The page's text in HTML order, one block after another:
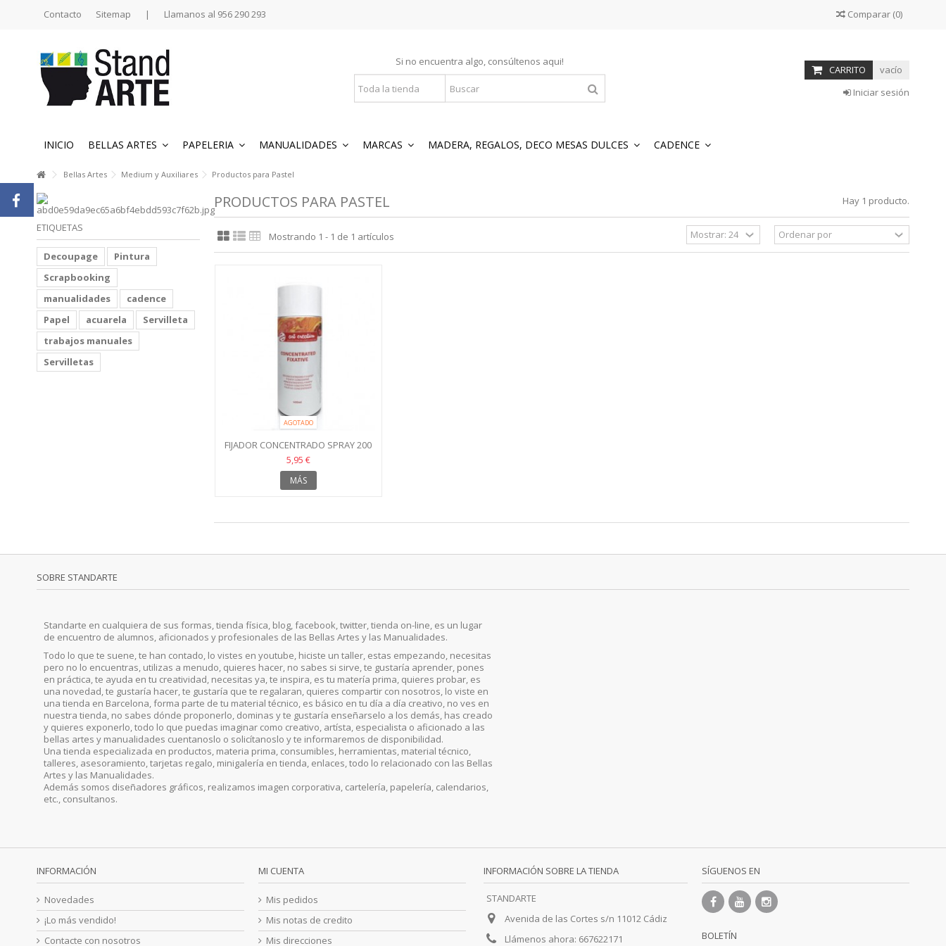
Contacto Sitemap | Llamanos al 956 290 293 Comparar (0)
Si no encuentra algo, consúltenos aqui!
CARRITO
vacío
Iniciar sesión
INICIO BELLAS ARTES PAPELERIA MANUALIDADES MARCAS MADERA, REGALOS, DECO MESAS DULCES CADENCE
Bellas Artes Medium y Auxiliares Productos para Pastel
PRODUCTOS PARA PASTEL Hay 1 producto.
Mostrando 1 - 1 de 1 artículos
AGOTADO
FIJADOR CONCENTRADO SPRAY 200
ML. ART CREATION TALENS
5,95 €
MÁS
ETIQUETAS
Decoupage
Pintura
Scrapbooking
manualidades
cadence
Papel
acuarela
Servilleta
trabajos manuales
Servilletas
SOBRE STANDARTE
Standarte en cualquiera de sus formas, tienda física, blog, facebook, twitter, tienda on-line, es un lugar
de encuentro de alumnos, aficionados y profesionales de las Bellas Artes y las Manualidades.
Todo lo que te suene, te han contado, lo vistes en youtube, hiciste un taller, estas empezando, necesitas
pero no lo encuentras, utilizas a menudo, quieres hacer, no sabes si sirve, te gustaría aprender, pones
en práctica, te ayuda en tu creatividad, necesitas ya, te inspira, es tu matería prima, quieres probar, es
una novedad, te gustaría hacer, te gustaría que te regalaran, quieres compartir con nosotros, lo viste en
una tienda en Barcelona, forma parte de tu material técnico, es básico en tu día a día creativo, no ves en
nuestra tienda, no sabes dónde proponerlo, dominas y te gustaría enseñarselo a los demás, has creado
y quieres exponerlo, todo lo que puedas imaginar como creativo, artísta, especialista o aficionado a las
bellas artes y manualidades cuentanoslo o solicítanoslo y te informaremos de disponibilidad.
Una tienda especializada en productos, materia prima, consumibles, herramientas, material técnico,
talleres, asesoramiento, tarjetas regalo, minigalería en tienda, enlaces, todo lo relacionado con las Bellas
Artes y las Manualidades.
Además somos diseñadores gráficos, realizamos imagen corporativa, cartelería, papelería, calendarios,
etc., consultanos.
INFORMACIÓN
Novedades
¡Lo más vendido!
Contacte con nosotros
MI CUENTA
Mis pedidos
Mis notas de credito
Mis direcciones
INFORMACIÓN SOBRE LA TIENDA
STANDARTE
Avenida de las Cortes s/n 11012 Cádiz
Llámenos ahora: 667622171
SÍGUENOS EN
BOLETÍN